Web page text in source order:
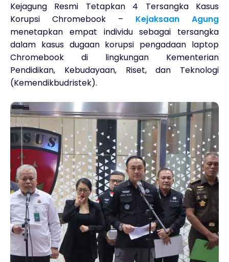
Kejagung Resmi Tetapkan 4 Tersangka Kasus
Korupsi Chromebook – Kejaksaan Agung
menetapkan empat individu sebagai tersangka
dalam kasus dugaan korupsi pengadaan laptop
Chromebook di lingkungan Kementerian
Pendidikan, Kebudayaan, Riset, dan Teknologi
(Kemendikbudristek).